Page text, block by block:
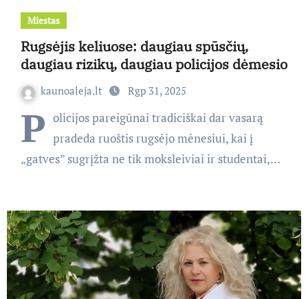
Miestas
Rugsėjis keliuose: daugiau spūsčių,
daugiau rizikų, daugiau policijos dėmesio
kaunoaleja.lt Rgp 31, 2025
P olicijos pareigūnai tradiciškai dar vasarą
pradeda ruoštis rugsėjo mėnesiui, kai į
„gatves” sugrįžta ne tik moksleiviai ir studentai,…